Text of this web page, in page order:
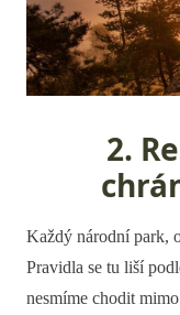
2.
Každý národní park,
Pravidla se tu liší
nesmíme chodit